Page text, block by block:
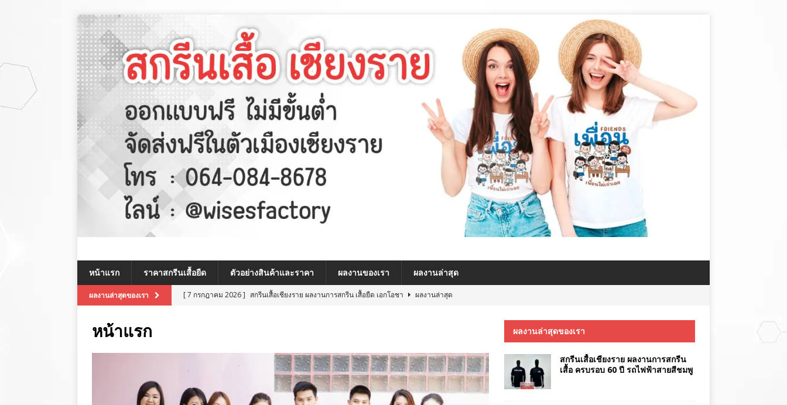
หน้าแรก ราคาสกรีนเสื้อยืด ตัวอย่างสินค้าและราคา ผลงานของเรา ผลงานล่าสุด
ผลงานล่าสุดของเรา [ 7 กรกฎาคม 2026 ] สกรีนเสื้อเชียงราย ผลงานการสกรีน เสื้อยืด เอกโอชา
ผลงานล่าสุด
ผลงานล่าสุด
สกรีนเสื้อเชียงราย ผลงานการสกรีน เสื้อ MARKINN”S
ผลงานล่าสุด
[ 8 กรกฎาคม 2026 ]
สกรีนเสื้อเชียงราย ผลงานการสกรีนเสื้อ ครบรอบ 60 ปี รถไฟฟ้าสายสีชมพู
หน้าแรก ผลงานล่าสุดของเรา
สกรีนเสื้อเชียงราย ผลงานการสกรีน
เสื้อ ครบรอบ 60 ปี รถไฟฟ้าสายสีชมพู